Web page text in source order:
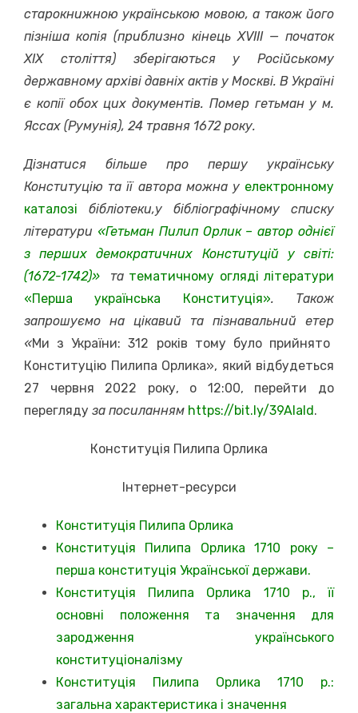
старокнижною українською мовою, а також його
пізніша копія (приблизно кінець ХVІІІ — початок
ХІХ століття) зберігаються у Російському
державному архіві давніх актів у Москві. В Україні
є копії обох цих документів. Помер гетьман у м.
Яссах (Румунія), 24 травня 1672 року.
Дізнатися більше про першу українську
Конституцію та її автора можна у електронному
каталозі
бібліотеки,у бібліографічному списку
літератури «Гетьман Пилип Орлик – автор однієї
з перших демократичних Конституцій у світі:
(1672-1742)»
та тематичному огляді літератури
«Перша українська Конституція». Також
запрошуємо на цікавий та пізнавальний етер
«Ми з України: 312 років тому було прийнято
Конституцію Пилипа Орлика», який відбудеться
27 червня 2022 року, о 12:00, перейти до
перегляду за посиланням https://bit.ly/39AIald.
Конституція Пилипа Орлика
Інтернет-ресурси
Конституція Пилипа Орлика
Конституція Пилипа Орлика 1710 року –
перша конституція Української держави.
Конституція Пилипа Орлика 1710 р., її
основні положення та значення для
зародження українського
конституціоналізму
Конституція Пилипа Орлика 1710 р.:
загальна характеристика і значення